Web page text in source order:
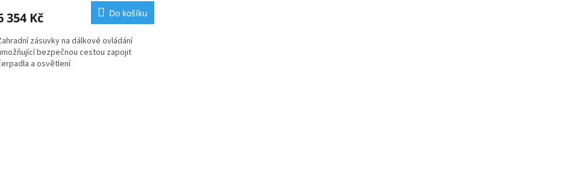
354 Kč Do košíku
zásuvky na dálkové ovládání
bezpečnou cestou zapojit
a osvětlení